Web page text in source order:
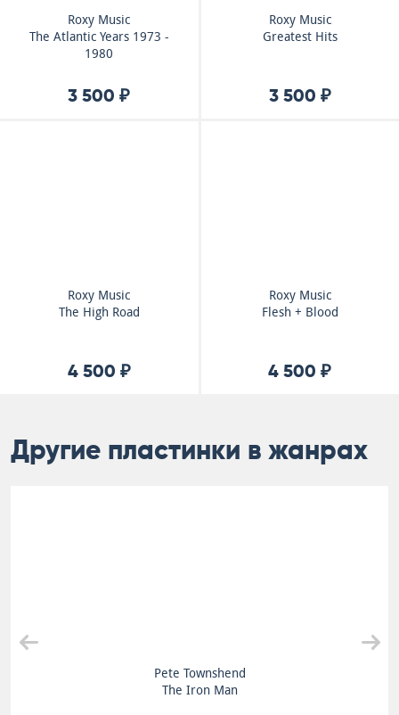
Roxy Music
The Atlantic Years 1973 -
1980
3 500 ₽
Roxy Music
Greatest Hits
3 500 ₽
Roxy Music
The High Road
4 500 ₽
Roxy Music
Flesh + Blood
4 500 ₽
Другие пластинки в жанрах
Pete Townshend
The Iron Man